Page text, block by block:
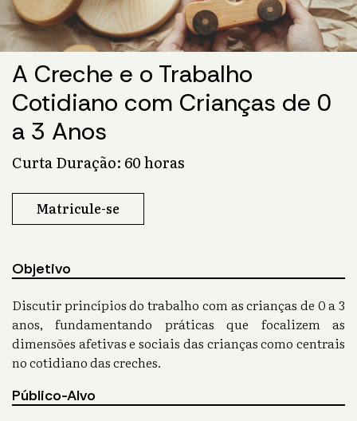
A Creche e o Trabalho
Cotidiano com Crianças de 0
a 3 Anos
Curta Duração: 60 horas
Matricule-se
Objetivo
Discutir princípios do trabalho com as crianças de 0 a 3
anos, fundamentando práticas que focalizem as
dimensões afetivas e sociais das crianças como centrais
no cotidiano das creches.
Público-Alvo